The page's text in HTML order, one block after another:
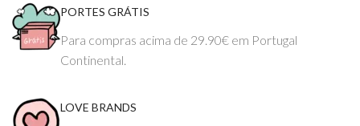
PORTES GRÁTIS
Para compras acima de 29.90€ em Portugal
Continental.
LOVE BRANDS